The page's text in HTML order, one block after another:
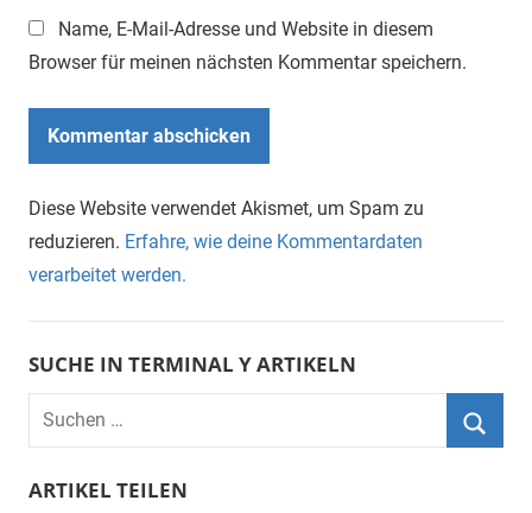
Name, E-Mail-Adresse und Website in diesem
Browser für meinen nächsten Kommentar speichern.
Diese Website verwendet Akismet, um Spam zu
reduzieren. Erfahre, wie deine Kommentardaten
verarbeitet werden.
SUCHE IN TERMINAL Y ARTIKELN
Suchen
nach:
ARTIKEL TEILEN